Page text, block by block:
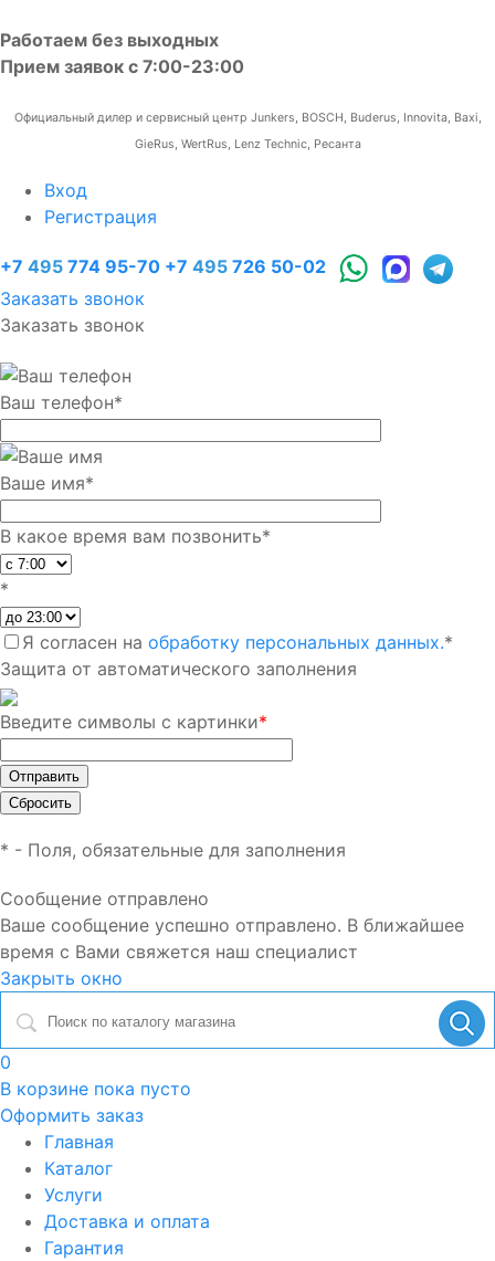
Работаем без выходных
Прием заявок с 7:00-23:00
Официальный дилер и сервисный центр Junkers, BOSCH, Buderus, Innovita, Baxi,
GieRus, WertRus, Lenz Technic, Ресанта
Вход
Регистрация
+7 495 774 95-70 +7 495 726 50-02
Заказать звонок
Заказать звонок
Ваш телефон*
Ваше имя*
В какое время вам позвонить*
*
Я согласен на обработку персональных данных.*
Защита от автоматического заполнения
Введите символы с картинки*
* - Поля, обязательные для заполнения
Сообщение отправлено
Ваше сообщение успешно отправлено. В ближайшее
время с Вами свяжется наш специалист
Закрыть окно
0
В корзине пока пусто
Оформить заказ
Главная
Каталог
Услуги
Доставка и оплата
Гарантия